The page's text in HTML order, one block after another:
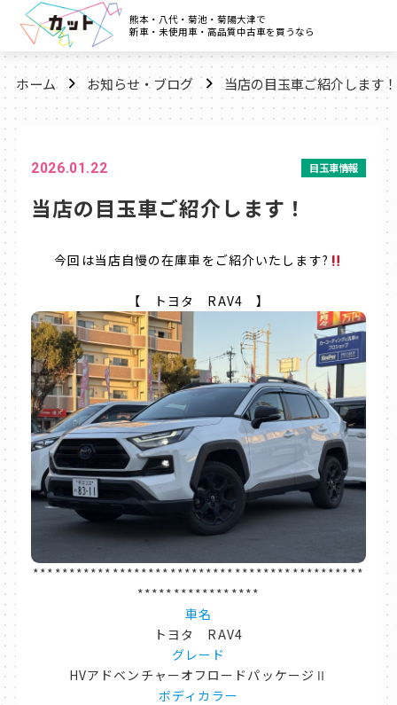
熊本・八代・菊池・菊陽大津で
新車・未使用車・高品質中古車を買うなら
ホーム お知らせ・ブログ 当店の目玉車ご紹介します！
2026.01.22 目玉車情報
当店の目玉車ご紹介します！
今回は当店自慢の在庫車をご紹介いたします?
【 トヨタ RAV4 】
**********************************************
*****************
車名
トヨタ RAV4
グレード
HVアドベンチャーオフロードパッケージⅡ
ボディカラー